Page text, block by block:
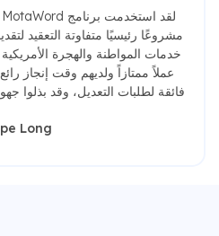
مشروعًا رئيسيًا متفاوتة التعقيد
عملاً ممتازاً ولديهم وقت إنجاز
فائقة لطلبات التعديل، وقد بذلوا
Long